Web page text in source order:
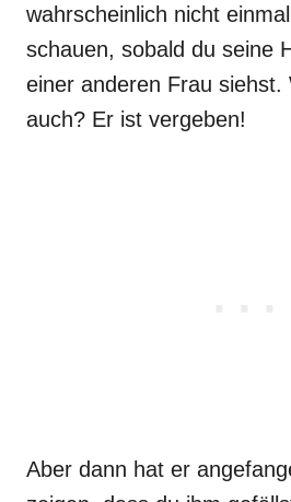
wahrscheinlich nicht
schauen, sobald du seine
einer anderen Frau siehst.
auch? Er ist vergeben!
Aber dann hat er